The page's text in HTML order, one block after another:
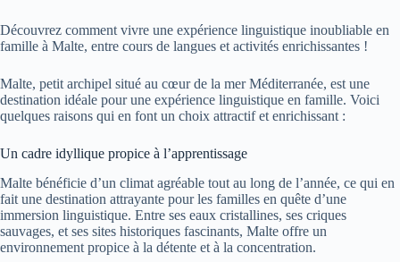
Découvrez comment vivre une expérience linguistique inoubliable en
famille à Malte, entre cours de langues et activités enrichissantes !
Malte, petit archipel situé au cœur de la mer Méditerranée, est une
destination idéale pour une expérience linguistique en famille. Voici
quelques raisons qui en font un choix attractif et enrichissant :
Un cadre idyllique propice à l’apprentissage
Malte bénéficie d’un climat agréable tout au long de l’année, ce qui en
fait une destination attrayante pour les familles en quête d’une
immersion linguistique. Entre ses eaux cristallines, ses criques
sauvages, et ses sites historiques fascinants, Malte offre un
environnement propice à la détente et à la concentration.